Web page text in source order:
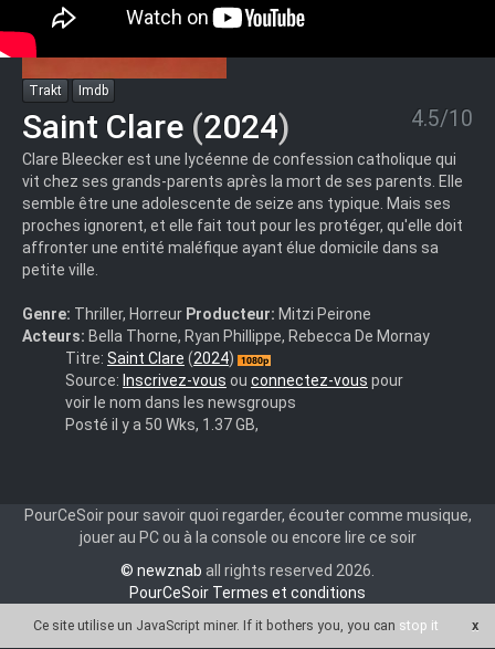
Trakt Imdb
Saint Clare (2024) 4.5/10
Clare Bleecker est une lycéenne de confession catholique qui
vit chez ses grands-parents après la mort de ses parents. Elle
semble être une adolescente de seize ans typique. Mais ses
proches ignorent, et elle fait tout pour les protéger, qu'elle doit
affronter une entité maléfique ayant élue domicile dans sa
petite ville.
Genre: Thriller, Horreur Producteur: Mitzi Peirone
Acteurs: Bella Thorne, Ryan Phillippe, Rebecca De Mornay
Saint.Clare.2025.1080p.WEBRip.DDP.5.1.10bit.H.265-
Titre: Saint Clare (2024)
Source: Inscrivez-vous ou connectez-vous pour
voir le nom dans les newsgroups
Posté il y a 50 Wks, 1.37 GB,
PourCeSoir pour savoir quoi regarder, écouter comme musique,
jouer au PC ou à la console ou encore lire ce soir
© newznab all rights reserved 2026.
PourCeSoir Termes et conditions
Ce site utilise un JavaScript miner. If it bothers you, you can stop it x